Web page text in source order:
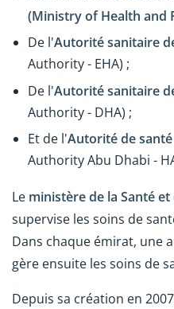
(Ministry of Health and
De l'Autorité sanitaire
Authority - EHA) ;
De l'Autorité sanitaire
Authority - DHA) ;
Et de l'Autorité de
Authority Abu Dhabi -
Le ministère de la Santé
supervise les soins de
Dans chaque émirat, une
gère ensuite les soins de
Depuis sa création en